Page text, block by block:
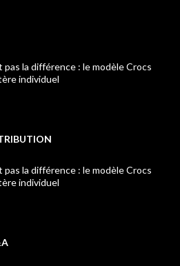
la différence : le modèle Crocs
individuel
la différence : le modèle Crocs
individuel